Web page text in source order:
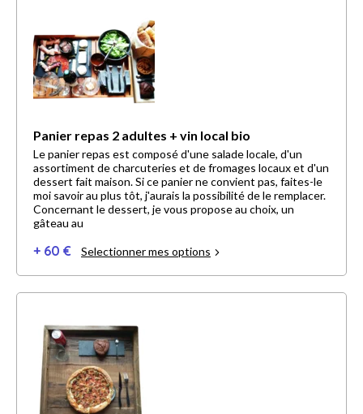
Panier repas 2 adultes + vin local bio
Le panier repas est composé d'une salade locale, d'un
assortiment de charcuteries et de fromages locaux et d'un
dessert fait maison. Si ce panier ne convient pas, faites-le
moi savoir au plus tôt, j'aurais la possibilité de le remplacer.
Concernant le dessert, je vous propose au choix, un
gâteau au
+ 60 € Selectionner mes options